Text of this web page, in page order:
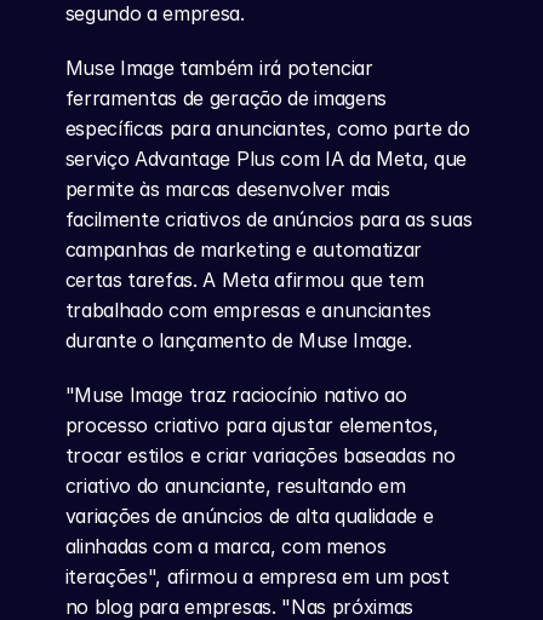
segundo a empresa.
Muse Image também irá potenciar
ferramentas de geração de imagens
específicas para anunciantes, como parte do
serviço Advantage Plus com IA da Meta, que
permite às marcas desenvolver mais
facilmente criativos de anúncios para as suas
campanhas de marketing e automatizar
certas tarefas. A Meta afirmou que tem
trabalhado com empresas e anunciantes
durante o lançamento de Muse Image.
"Muse Image traz raciocínio nativo ao
processo criativo para ajustar elementos,
trocar estilos e criar variações baseadas no
criativo do anunciante, resultando em
variações de anúncios de alta qualidade e
alinhadas com a marca, com menos
iterações", afirmou a empresa em um post
no blog para empresas. "Nas próximas